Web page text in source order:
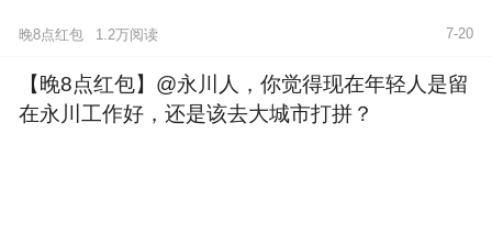
晚8点红包 1.2万阅读 7-20
【晚8点红包】@永川人，你觉得现在年轻人是留
在永川工作好，还是该去大城市打拼？